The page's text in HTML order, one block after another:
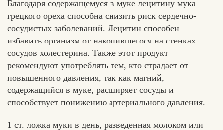
Благодаря содержащемуся в муке лецитину мука
грецкого ореха способна снизить риск сердечно-
сосудистых заболеваний. Лецитин способен
избавить организм от накопившегося на стенках
сосудов холестерина. Также этот продукт
рекомендуют употреблять тем, кто страдает от
повышенного давления, так как магний,
содержащийся в муке, расширяет сосуды и
способствует понижению артериального давления.
1 ст. ложка муки в день, разведенная молоком или